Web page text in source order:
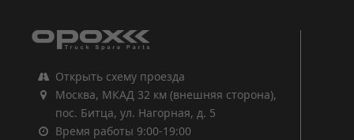
Открыть схему проезда
Москва, МКАД 32 км (внешняя сторона),
пос. Битца, ул. Нагорная, д. 5
Время работы 9:00-19:00